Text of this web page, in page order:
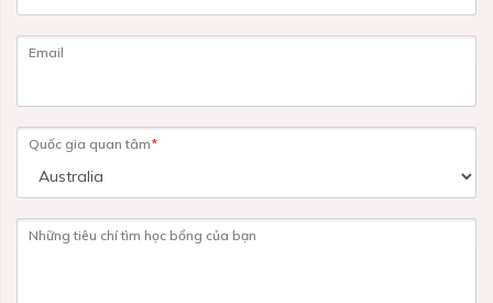
Email
Quốc gia quan tâm*
Những tiêu chí tìm học bổng của bạn